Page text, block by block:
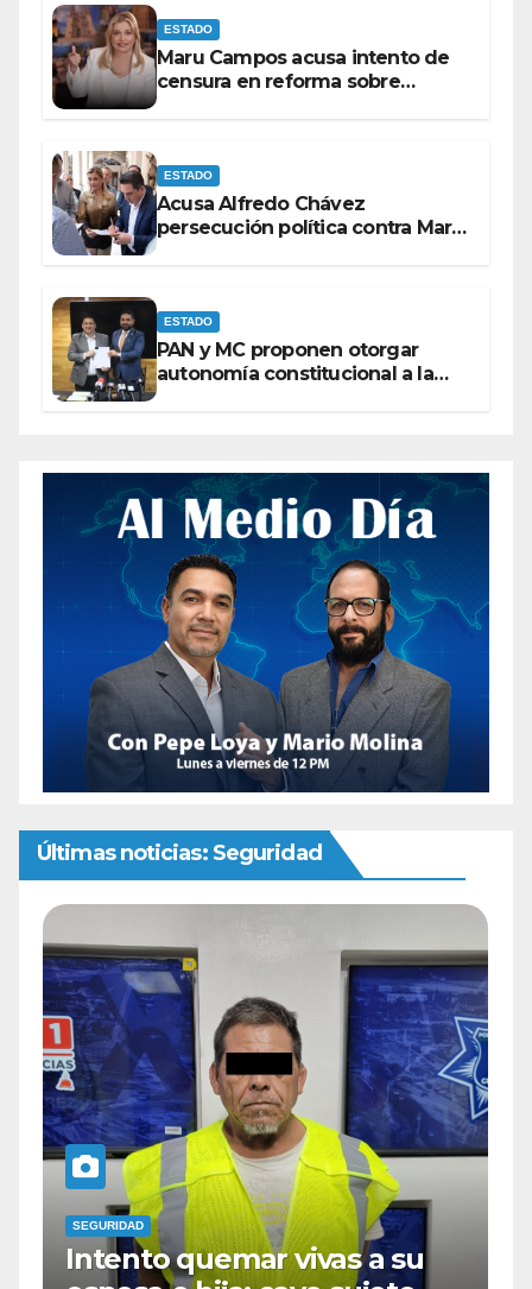
ESTADO
Maru Campos acusa intento de
censura en reforma sobre
ESTADO
Acusa Alfredo Chávez
persecución política contra Maru
ESTADO
PAN y MC proponen otorgar
autonomía constitucional a la
Últimas noticias: Seguridad
SEGURIDAD
Cae sujeto en la colonia